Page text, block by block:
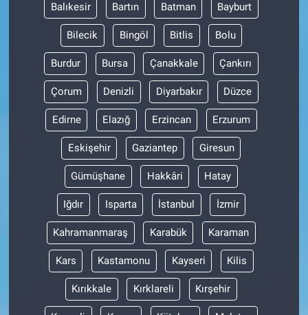
Balıkesir Bartın Batman Bayburt
Bilecik Bingöl Bitlis Bolu
Burdur Bursa Çanakkale Çankırı
Çorum Denizli Diyarbakır Düzce
Edirne Elazığ Erzincan Erzurum
Eskişehir Gaziantep Giresun
Gümüşhane Hakkâri Hatay
Iğdır Isparta İstanbul İzmir
Kahramanmaraş Karabük Karaman
Kars Kastamonu Kayseri Kilis
Kırıkkale Kırklareli Kırşehir